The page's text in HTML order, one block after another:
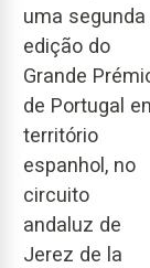
uma segunda
edição do
Grande
de Portugal
território
espanhol, no
circuito
andaluz de
Jerez de la